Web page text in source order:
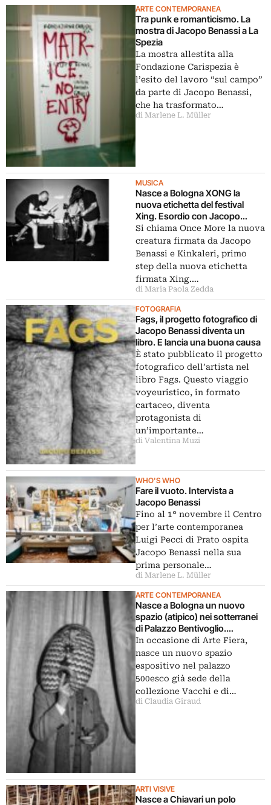
ARTE CONTEMPORANEA
Tra punk e romanticismo. La
mostra di Jacopo Benassi a La
Spezia
La mostra allestita alla
Fondazione Carispezia è
l’esito del lavoro “sul campo”
da parte di Jacopo Benassi,
che ha trasformato…
di Marlene L. Müller
MUSICA
Nasce a Bologna XONG la
nuova etichetta del festival
Xing. Esordio con Jacopo
Benassi e Kinkaleri
Si chiama Once More la nuova
creatura firmata da Jacopo
Benassi e Kinkaleri, primo
step della nuova etichetta
firmata Xing.…
di Maria Paola Zedda
FOTOGRAFIA
Fags, il progetto fotografico di
Jacopo Benassi diventa un
libro. E lancia una buona causa
È stato pubblicato il progetto
fotografico dell’artista nel
libro Fags. Questo viaggio
voyeuristico, in formato
cartaceo, diventa
protagonista di
un’importante…
di Valentina Muzi
WHO'S WHO
Fare il vuoto. Intervista a
Jacopo Benassi
Fino al 1° novembre il Centro
per l’arte contemporanea
Luigi Pecci di Prato ospita
Jacopo Benassi nella sua
prima personale…
di Marlene L. Müller
ARTE CONTEMPORANEA
Nasce a Bologna un nuovo
spazio (atipico) nei sotterranei
di Palazzo Bentivoglio.
L’intervista
In occasione di Arte Fiera,
nasce un nuovo spazio
espositivo nel palazzo
500esco già sede della
collezione Vacchi e di…
di Claudia Giraud
ARTI VISIVE
Nasce a Chiavari un polo